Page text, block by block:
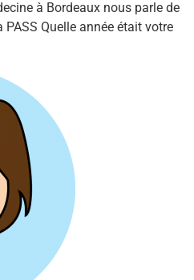
à Bordeaux nous parle de
Quelle année était votre